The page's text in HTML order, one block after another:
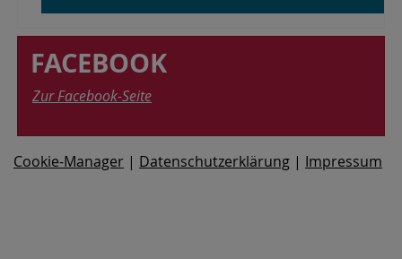
FACEBOOK
Zur Facebook-Seite
Cookie-Manager | Datenschutzerklärung | Impressum